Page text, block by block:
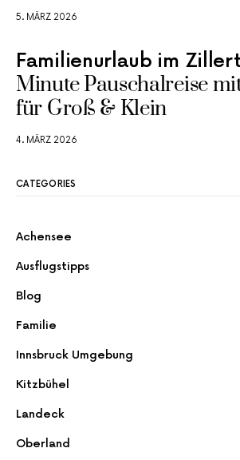
5. MÄRZ 2026
Familienurlaub im
Minute Pauschalreise
für Groß & Klein
4. MÄRZ 2026
CATEGORIES
Achensee
Ausflugstipps
Blog
Familie
Innsbruck Umgebung
Kitzbühel
Landeck
Oberland